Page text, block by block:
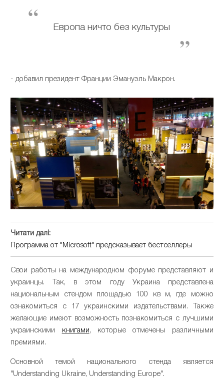
Европа ничто без культуры
- добавил президент Франции Эмануэль Макрон.
Читати далі:
Программа от "Microsoft" предсказывает бестселлеры
Свои работы на международном форуме представляют и
украинцы. Так, в этом году Украина представлена
национальным стендом площадью 100 кв м, где можно
ознакомиться с 17 украинскими издательствами. Также
желающие имеют возможность познакомиться с лучшими
украинскими книгами, которые отмечены различными
премиями.
Основной темой национального стенда является
"Understanding Ukraine, Understanding Europe".